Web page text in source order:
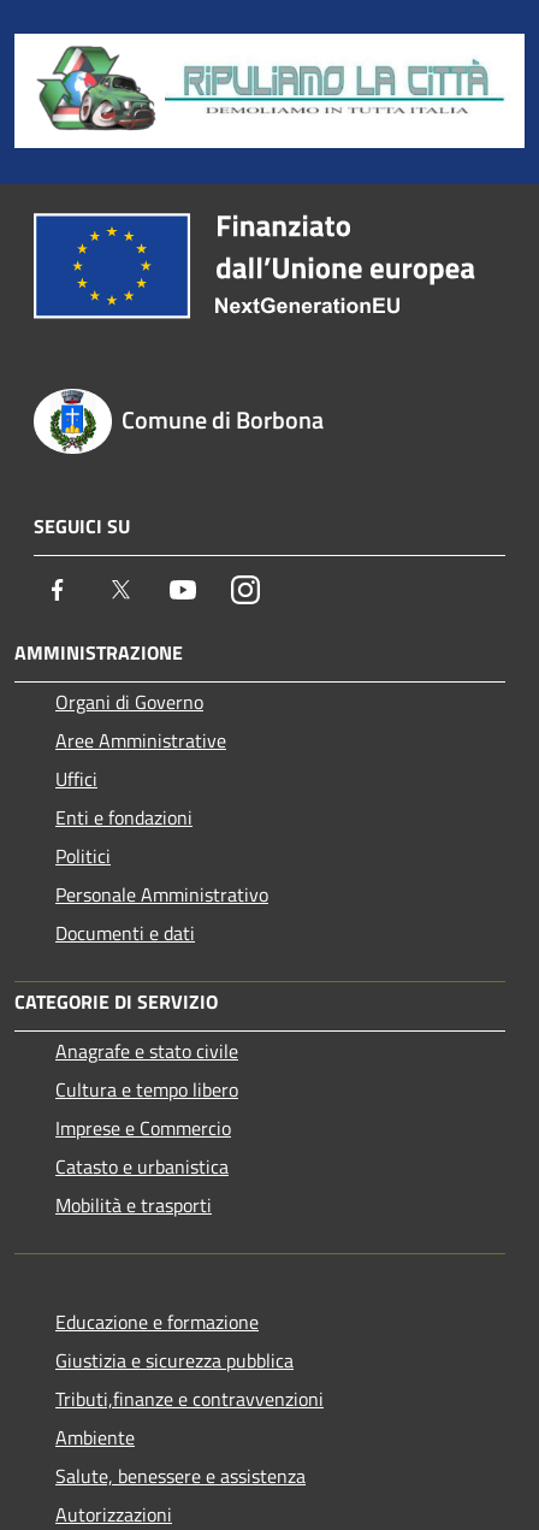
Comune di Borbona
SEGUICI SU
Facebook Twitter YoutubeInstagram
AMMINISTRAZIONE
Organi di Governo
Aree Amministrative
Uffici
Enti e fondazioni
Politici
Personale Amministrativo
Documenti e dati
CATEGORIE DI SERVIZIO
Anagrafe e stato civile
Cultura e tempo libero
Imprese e Commercio
Catasto e urbanistica
Mobilità e trasporti
Educazione e formazione
Giustizia e sicurezza pubblica
Tributi,finanze e contravvenzioni
Ambiente
Salute, benessere e assistenza
Autorizzazioni